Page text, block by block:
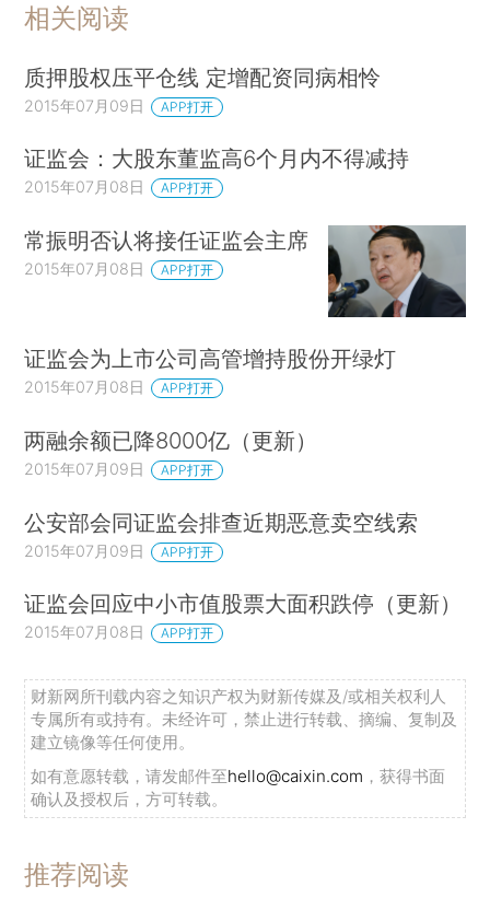
相关阅读
质押股权压平仓线 定增配资同病相怜
2015年07月09日 APP打开
证监会：大股东董监高6个月内不得减持
2015年07月08日 APP打开
常振明否认将接任证监会主席
2015年07月08日 APP打开
证监会为上市公司高管增持股份开绿灯
2015年07月08日 APP打开
两融余额已降8000亿（更新）
2015年07月09日 APP打开
公安部会同证监会排查近期恶意卖空线索
2015年07月09日 APP打开
证监会回应中小市值股票大面积跌停（更新）
2015年07月08日 APP打开
财新网所刊载内容之知识产权为财新传媒及/或相关权利人
专属所有或持有。未经许可，禁止进行转载、摘编、复制及
建立镜像等任何使用。
如有意愿转载，请发邮件至hello@caixin.com ，获得书面
确认及授权后，方可转载。
推荐阅读